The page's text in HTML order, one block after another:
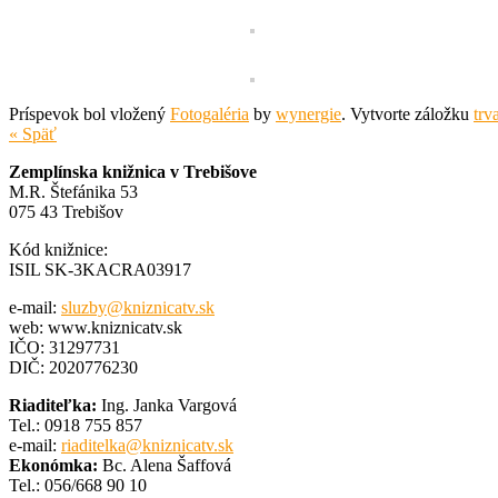
Príspevok bol vložený Fotogaléria by wynergie. Vytvorte záložku
« Späť
Zemplínska knižnica v Trebišove
M.R. Štefánika 53
075 43 Trebišov
Kód knižnice:
ISIL SK-3KACRA03917
e-mail: sluzby@kniznicatv.sk
web: www.kniznicatv.sk
IČO: 31297731
DIČ: 2020776230
Riaditeľka: Ing. Janka Vargová
Tel.: 0918 755 857
e-mail: riaditelka@kniznicatv.sk
Ekonómka: Bc. Alena Šaffová
Tel.: 056/668 90 10